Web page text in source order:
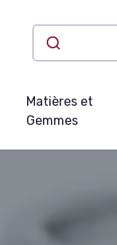
Matières et
Gemmes